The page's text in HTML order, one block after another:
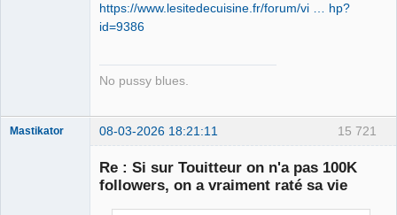
https://www.lesitedecuisine.fr/forum/vi … hp?
id=9386
No pussy blues.
15 721
Mastikator 08-03-2026 18:21:11
Re : Si sur Touitteur on n'a pas 100K
followers, on a vraiment raté sa vie